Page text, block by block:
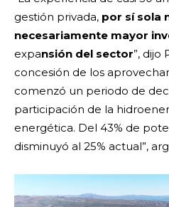
gestión privada, por sí sola
necesariamente mayor
expansión del sector”, dijo
concesión de los
comenzó un periodo de
participación de la
energética. Del 43% de
disminuyó al 25% actual”,